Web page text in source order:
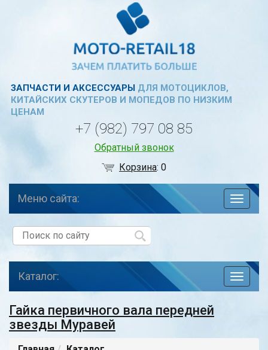
ЗАПЧАСТИ И АКСЕССУАРЫДЛЯ МОТОЦИКЛОВ,
КИТАЙСКИХ СКУТЕРОВ И МОПЕДОВ ПО НИЗКИМ
ЦЕНАМ
+7 (982) 797 08 85
Обратный звонок
Корзина:0
по
Меню сайта:
toggle
Каталог:
Гайка первичного вала передней
звезды Муравей